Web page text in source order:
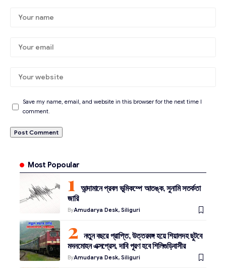
Save my name, email, and website in this browser for the next time I
comment.
Most Popoular
আন্দামানে প্রবল ভূমিকম্পে আতঙ্ক, সুনামি সতর্কতা
জারি
ByAmudarya Desk, Siliguri
নতুন বছরে প্রাপ্তি, উত্তরবঙ্গ হয়ে শিয়ালদহ ছুটবে
মদনমোহন এক্সপ্রেস, দাবি পূরণ হবে শিলিগুড়িবাসীর
ByAmudarya Desk, Siliguri